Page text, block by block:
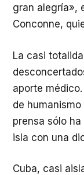
gran alegría»,
Conconne,
La casi
aporte
de
prensa sólo
isla con una
Cuba, casi